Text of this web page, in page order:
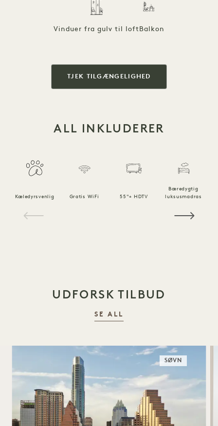
Vinduer fra gulv til loft Balkon
TJEK TILGÆNGELIGHED
ALL INKLUDERER
Kæledyrsvenlig Gratis WiFi 55"+ HDTV
Bæredygtig
luksusmadras
UDFORSK TILBUD
SE ALL
SØVN